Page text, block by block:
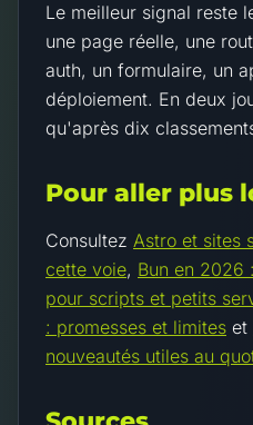
Le meilleur signal reste
une page réelle, une
auth, un formulaire, un
déploiement. En deux
qu'après dix
Pour aller plus
Consultez Astro et sites
cette voie, Bun en 2026
pour scripts et petits
: promesses et limites et
nouveautés utiles au